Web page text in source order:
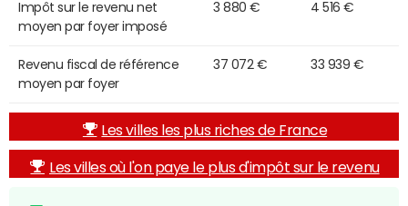
Impôt sur le revenu net
moyen par foyer imposé
3 880 € 4 516 €
Revenu fiscal de référence
moyen par foyer
37 072 € 33 939 €
Les villes les plus riches de France
Les villes où l'on paye le plus d'impôt sur le revenu